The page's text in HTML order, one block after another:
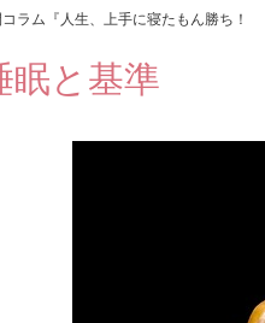
ラム『人生、上手に寝たもん勝ち！
と基準